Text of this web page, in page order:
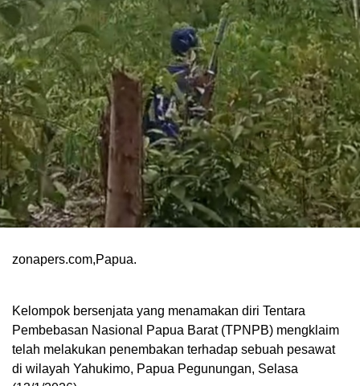
zonapers.com,Papua.
Kelompok bersenjata yang menamakan diri Tentara
Pembebasan Nasional Papua Barat (TPNPB) mengklaim
telah melakukan penembakan terhadap sebuah pesawat
di wilayah Yahukimo, Papua Pegunungan, Selasa